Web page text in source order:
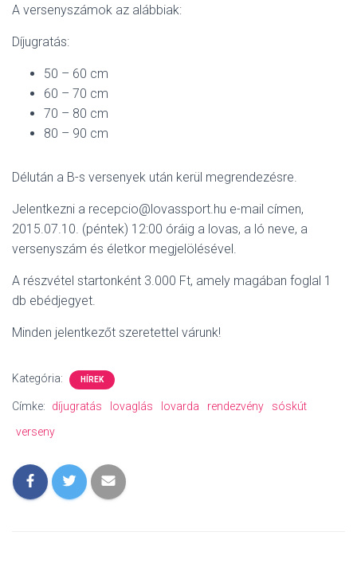
A versenyszámok az alábbiak:
Díjugratás:
50 – 60 cm
60 – 70 cm
70 – 80 cm
80 – 90 cm
Délután a B-s versenyek után kerül megrendezésre.
Jelentkezni a recepcio@lovassport.hu e-mail címen,
2015.07.10. (péntek) 12:00 óráig a lovas, a ló neve, a
versenyszám és életkor megjelölésével.
A részvétel startonként 3.000 Ft, amely magában foglal 1
db ebédjegyet.
Minden jelentkezőt szeretettel várunk!
Kategória: HÍREK
Címke: díjugratás lovaglás lovarda rendezvény
sóskút
verseny